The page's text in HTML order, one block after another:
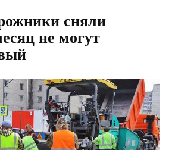
сняли
не могут